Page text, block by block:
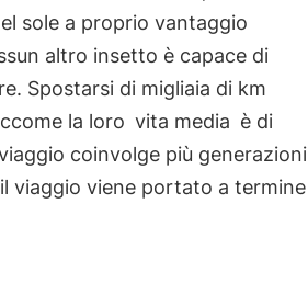
sole a proprio vantaggio
altro insetto è capace di
Spostarsi di migliaia di km
la loro vita media è di
coinvolge più generazioni
viaggio viene portato a termine